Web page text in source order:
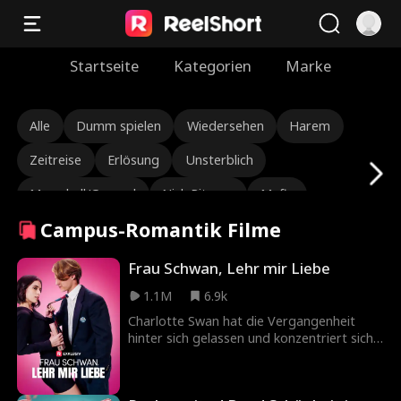
Startseite Kategorien Marke
Alle Dumm spielen Wiedersehen Harem
Zeitreise Erlösung Unsterblich
Marschall/General Nick Ritacco Mafia
Feinde für Liebhaber Reinkarnation
Roman Chsherbakov Grace Swanson
Autumn Noel Robuster CEO
Erbin/Socialite Lauren Farmer Alexandria Watts
Rose Marie Guess
Campus-Romantik Filme
Frau Schwan, Lehr mir Liebe
1.1M
6.9k
Charlotte Swan hat die Vergangenheit
hinter sich gelassen und konzentriert sich